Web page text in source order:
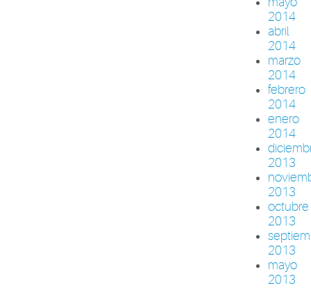
2014
abril
2014
marzo
2014
febrero
2014
enero
2014
2013
2013
octubre
2013
2013
mayo
2013